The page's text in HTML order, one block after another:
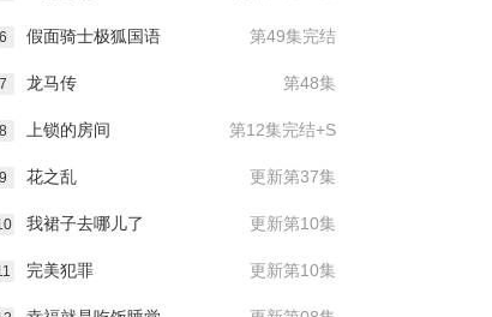
第49集完结
6 假面骑士极狐国语
第48集
7 龙马传
第12集完结+S
8 上锁的房间
更新第37集
9 花之乱
更新第10集
我裙子去哪儿了
更新第10集
完美犯罪